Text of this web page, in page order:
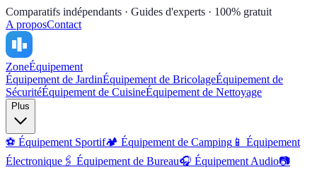
Comparatifs indépendants · Guides d'experts · 100% gratuit
A proposContact
ZoneÉquipement
Équipement de JardinÉquipement de BricolageÉquipement de
SécuritéÉquipement de CuisineÉquipement de Nettoyage
Plus
⚽ Équipement Sportif🏕️ Équipement de Camping 📱 Équipement
Électronique 🖇️ Équipement de Bureau🎧 Équipement Audio📷